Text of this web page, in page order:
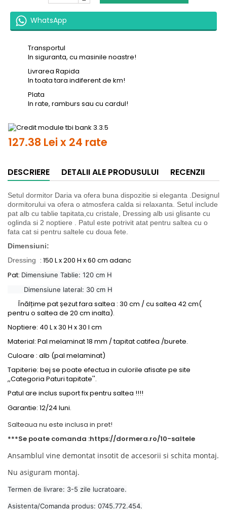
WhatsApp
Transportul
In siguranta, cu masinile noastre!
Livrarea Rapida
In toata tara indiferent de km!
Plata
In rate, ramburs sau cu cardul!
127.38 Lei x 24 rate
DESCRIERE DETALII ALE PRODUSULUI RECENZII
Setul dormitor Daria va ofera buna dispozitie si eleganta .Designul
dormitorului va ofera o atmosfera calda si relaxanta. Setul include
pat alb cu tablie tapitata,cu cristale, Dressing alb usi glisante cu
oglinda si 2 noptiere . Patul este potrivit atat pentru saltea cu o
fata cat si pentru saltele cu doua fete.
Dimensiuni:
Dressing : 150 L x 200 H x 60 cm adanc
Pat: Dimensiune Tablie: 120 cm H
Dimensiune lateral: 30 cm H
Înălțime pat șezut fara saltea : 30 cm / cu saltea 42 cm(
pentru o saltea de 20 cm inalta).
Noptiere: 40 L x 30 H x 30 l cm
Material: Pal melaminat 18 mm / tapitat catifea /burete.
Culoare : alb (pal melaminat)
Tapiterie: bej se poate efectua in culorile afisate pe site
,,Categoria Paturi tapitate''.
Patul are inclus suport fix pentru saltea !!!!
Garantie: 12/24 luni.
Salteaua nu este inclusa in pret!
***Se poate comanda :https://dormera.ro/10-saltele
Ansamblul vine demontat insotit de accesorii si schita montaj.
Nu asiguram montaj.
Termen de livrare: 3-5 zile lucratoare.
Asistenta/Comanda produs: 0745.772.454.